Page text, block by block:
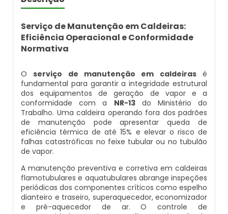
Caldeira Flamotubular Venda
Caldeira Flamotubular Vertical
Caldeira Fogotubular Horizontal
Caldeira Fogotubular Vertical
Caldeira Horizontal
Caldeira Industrial
Caldeira Industrial A Gás
Inspeção Caldeiras Vasos De Pressão
Inspeção De Caldeiras A Vapor
Inspeção De Caldeiras E Vasos De Pressão
Inspeção De Caldeiras Flamotubulares
Inspeção De Caldeiras Preço
Inspeção De Caldeiras Profissional
Habilitado
Empresa De Montagem De Caldeiras Gás
Roca
Caldeiras
Empresas De Caldeiraria
Empresas De Caldeiraria E Montagem
Industrial
Empresas De Montagem De Caldeiras
Manutenção De Caldeiras
Caldeira A Vapor Industrial A Venda
Caldeira A Vapor Para Cozinha Industrial
Caldeira A Vapor Pequena
Caldeira A Vapor Preço
Caldeira A Vapor Vertical
Caldeira De Vapor
Caldeira De Vapor A Gás
Caldeira A Gás Natural Preço
Caldeira A Gás Preço
Caldeira A Gás Usada
Caldeira A Gás Vulcano
Caldeira De Aquecimento A Gás
Caldeira De Aquecimento Central A Gás
Caldeira Mural A Gás
Serviço de Manutenção em Caldeiras:
Eficiência Operacional e Conformidade
Normativa
Oserviço de manutenção em caldeirasé
fundamental para garantir a integridade estrutural
dos equipamentos de geração de vapor e a
conformidade com a NR-13do Ministério do
Trabalho. Uma caldeira operando fora dos padrões
de manutenção pode apresentar queda de
eficiência térmica de até 15% e elevar o risco de
falhas catastróficas no feixe tubular ou no tubulão
de vapor.
A manutenção preventiva e corretiva em caldeiras
flamotubulares e aquatubulares abrange inspeções
periódicas dos componentes críticos como espelho
dianteiro e traseiro, superaquecedor, economizador
e pré-aquecedor de ar. O controle de